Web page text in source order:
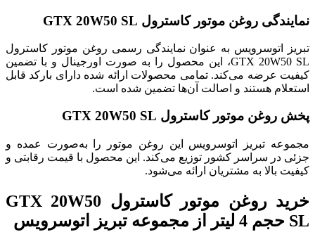
نمایندگی روغن موتور کاسترول GTX 20W50 SL
تبریز اتوسرویس به عنوان نمایندگی رسمی روغن موتور کاسترول
GTX 20W50 SL، این محصول را به صورت اورجینال و با تضمین
کیفیت عرضه می‌کند. تمامی محصولات ارائه شده دارای بارکد قابل
استعلام هستند و اصالت آن‌ها تضمین شده است.
پخش روغن موتور کاسترول GTX 20W50 SL
مجموعه تبریز اتوسرویس این روغن موتور را به‌صورت عمده و
جزئی در سراسر کشور توزیع می‌کند. این محصول با قیمت رقابتی و
کیفیت بالا به مشتریان ارائه می‌شود.
خرید روغن موتور کاسترول GTX 20W50
SL حجم 4 لیتر از مجموعه تبریز اتوسرویس